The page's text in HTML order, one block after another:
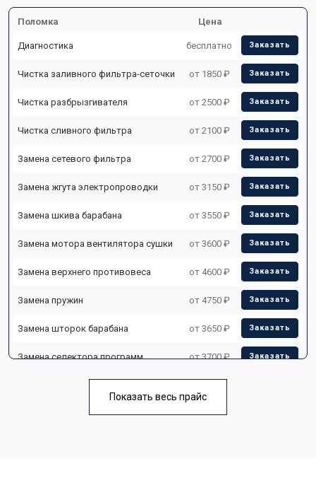
Поломка Цена
Диагностика бесплатно Заказать
Чистка заливного фильтра-сеточки от 1850 ₽ Заказать
Чистка разбрызгивателя от 2500 ₽ Заказать
Чистка сливного фильтра от 2100 ₽ Заказать
Замена сетевого фильтра от 2700 ₽ Заказать
Замена жгута электропроводки от 3150 ₽ Заказать
Замена шкива барабана от 3550 ₽ Заказать
Замена мотора вентилятора сушки от 3600 ₽ Заказать
Замена верхнего противовеса от 4600 ₽ Заказать
Замена пружин от 4750 ₽ Заказать
Замена шторок барабана от 3650 ₽ Заказать
Замена селектора программ от 3700 ₽ Заказать
Замена опоры бака от 2800 ₽
Показать весь прайс